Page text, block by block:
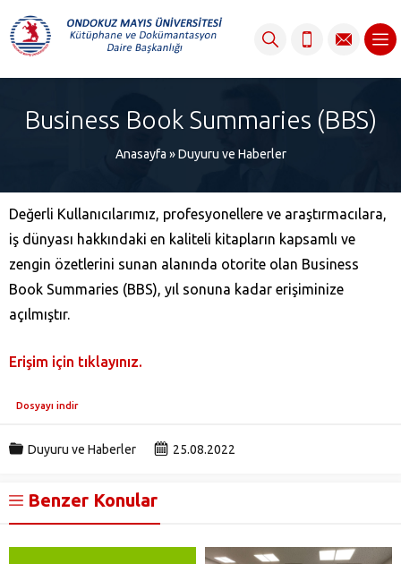
Business Book Summaries (BBS)
Anasayfa »Duyuru ve Haberler
Değerli Kullanıcılarımız, profesyonellere ve araştırmacılara,
iş dünyası hakkındaki en kaliteli kitapların kapsamlı ve
zengin özetlerini sunan alanında otorite olan Business
Book Summaries (BBS), yıl sonuna kadar erişiminize
açılmıştır.
Erişim için tıklayınız.
Dosyayı indir
Duyuru ve Haberler 25.08.2022
Benzer Konular